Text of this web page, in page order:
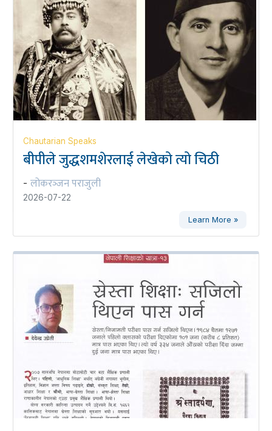
Chautarian Speaks
बीपीले जुद्धशमशेरलाई लेखेको त्यो चिठी
- लोकरञ्‍जन पराजुली
2026-07-22
Learn More »